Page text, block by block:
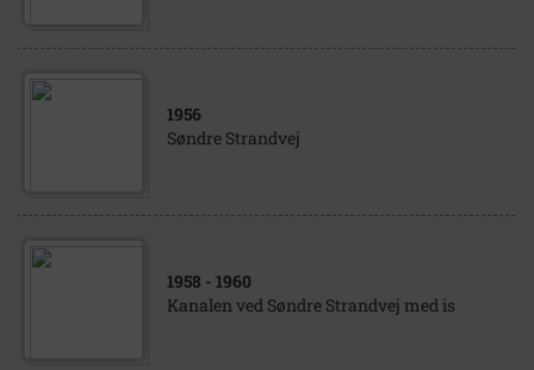
1956
Søndre Strandvej
1958 - 1960
Kanalen ved Søndre Strandvej med is